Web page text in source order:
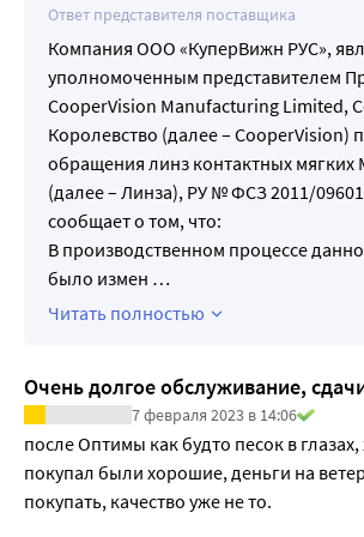
Если на линзе (линзах) пыль,
инородное тело, или проблема
(линзы) выглядит неповрежденной,
очистите, промойте и
нейтрализуйте линзу (линзы) перед
Если вышеперечисленные симптомы
после надевания новой линзы
НЕМЕДЛЕННО и срочно свяжитесь со
контактной коррекции. Возможно
серьезных осложнений, как
эпителиальное прокрашивание и
конъюнктивиты, должно быть
раньше во избежание осложнений.
Периодическая сухость может
использования смазывающих и
Ответ представителя поставщика
Компания ООО «КуперВижн РУС»,
уполномоченным представителем
CooperVision Manufacturing Limited,
Королевство (далее – CooperVision)
обращения линз контактных мягких
(далее – Линза), РУ № ФСЗ 2011/09601
сообщает о том, что:
В производственном процессе
было измен …
Читать полностью
Очень долгое обслуживание,
7 февраля 2023 в 14:06
после Оптимы как будто песок в
покупал были хорошие, деньги на
покупать, качество уже не то.